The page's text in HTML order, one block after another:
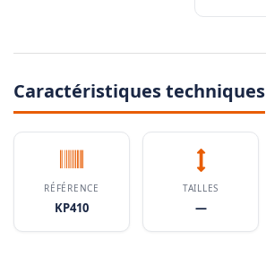
Caractéristiques techniques
RÉFÉRENCE
KP410
TAILLES
—